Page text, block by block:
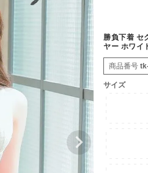
勝負下着 セ
ヤー ホワイ
商品番号
サイズ